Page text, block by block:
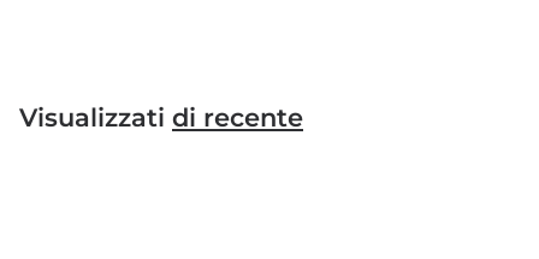
Visualizzati di recente